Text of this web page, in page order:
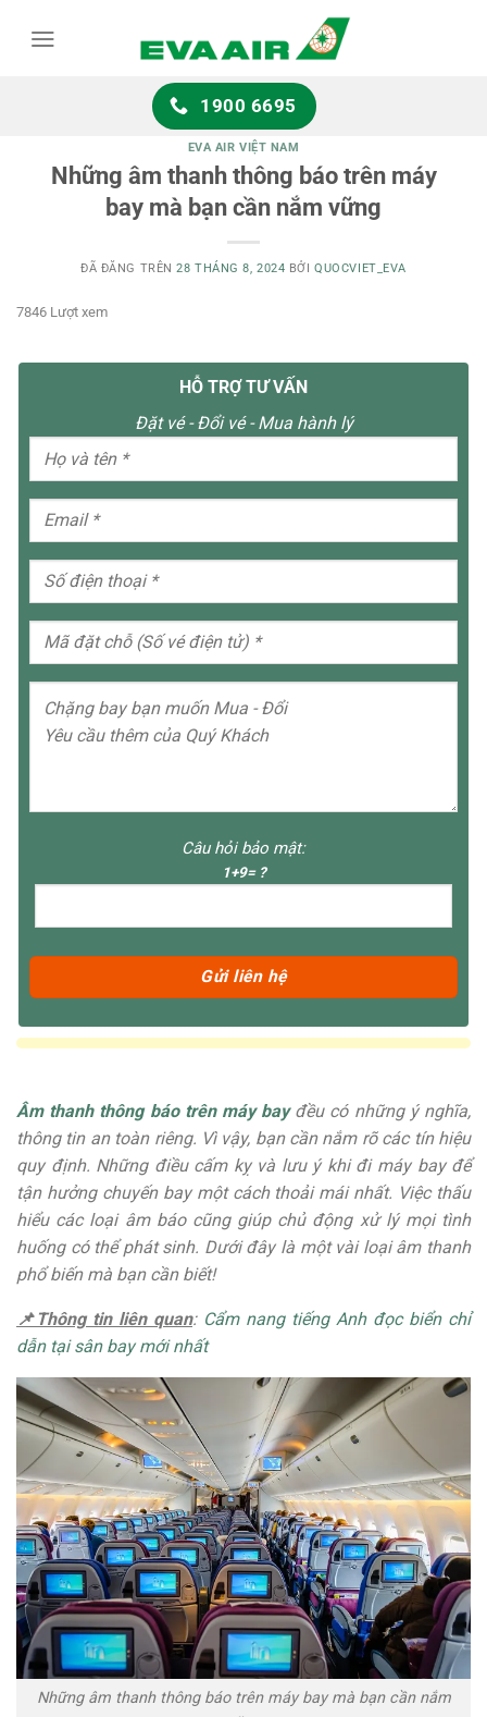
1900 6695
EVA AIR VIỆT NAM
Những âm thanh thông báo trên máy
bay mà bạn cần nắm vững
ĐÃ ĐĂNG TRÊN28 THÁNG 8, 2024 BỞIQUOCVIET_EVA
7846 Lượt xem
HỖ TRỢ TƯ VẤN
Đặt vé - Đổi vé - Mua hành lý
Câu hỏi bảo mật:
1+9= ?
Âm thanh thông báo trên máy bayđều có những ý nghĩa,
thông tin an toàn riêng. Vì vậy, bạn cần nắm rõ cáctín hiệu
quy định. Những điều cấm kỵ và lưu ý khi đi máy bay để
tận hưởng chuyến bay một cách thoải mái nhất. Việc thấu
hiểu các loại âm báo cũng giúp chủ động xử lý mọi tình
huống có thể phát sinh. Dưới đây là một vài loại âm thanh
phổ biến mà bạn cần biết!
📌Thông tin liên quan: Cẩm nang tiếng Anh đọc biển chỉ
dẫn tại sân bay mới nhất
Những âm thanh thông báo trên máy bay mà bạn cần nắm